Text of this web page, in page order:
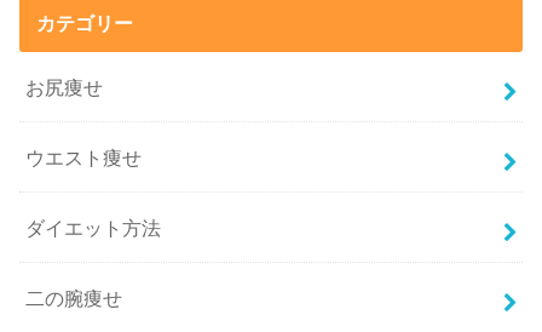
カテゴリー
お尻痩せ
ウエスト痩せ
ダイエット方法
二の腕痩せ